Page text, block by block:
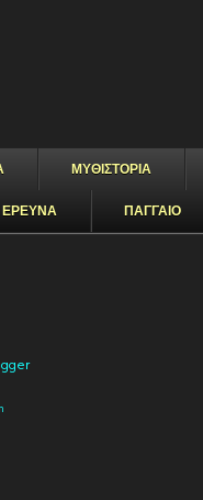
ΜΥΘΙΣΤΟΡΙΑ
ΕΡΕΥΝΑ ΠΑΓΓΑΙΟ